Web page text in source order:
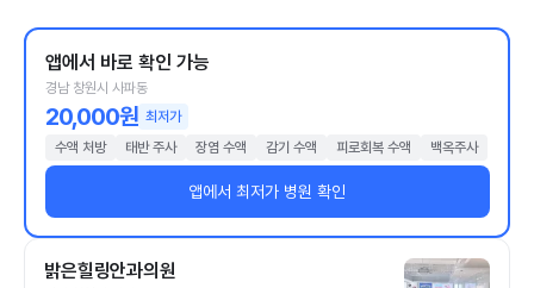
앱에서 바로 확인 가능
경남 창원시 사파동
20,000원 최저가
수액 처방
태반 주사 장염 수액 감기 수액 피로회복 수액 백옥주사
앱에서 최저가 병원 확인
밝은힐링안과의원